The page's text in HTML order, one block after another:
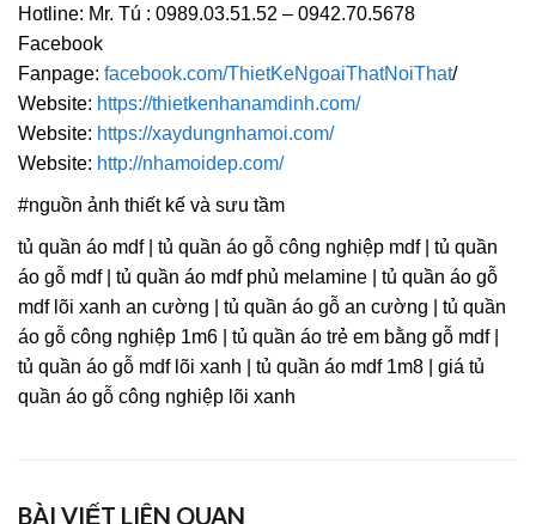
Hotline: Mr. Tú : 0989.03.51.52 – 0942.70.5678
Facebook
Fanpage: facebook.com/ThietKeNgoaiThatNoiThat/
Website: https://thietkenhanamdinh.com/
Website: https://xaydungnhamoi.com/
Website: http://nhamoidep.com/
#nguồn ảnh thiết kế và sưu tầm
tủ quần áo mdf | tủ quần áo gỗ công nghiệp mdf | tủ quần
áo gỗ mdf | tủ quần áo mdf phủ melamine | tủ quần áo gỗ
mdf lõi xanh an cường | tủ quần áo gỗ an cường | tủ quần
áo gỗ công nghiệp 1m6 | tủ quần áo trẻ em bằng gỗ mdf |
tủ quần áo gỗ mdf lõi xanh | tủ quần áo mdf 1m8 | giá tủ
quần áo gỗ công nghiệp lõi xanh
BÀI VIẾT LIÊN QUAN